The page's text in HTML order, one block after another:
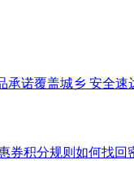
承诺覆盖城乡 安全速
券积分规则 如何找回